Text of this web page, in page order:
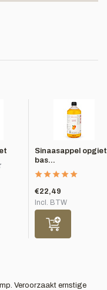
Sinaasappel opgiet
bas...
€22,49
Incl. BTW
Veroorzaakt ernstige